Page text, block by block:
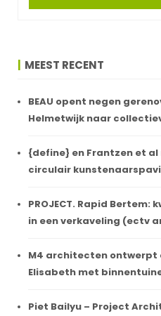
MEEST RECENT
BEAU opent negen
Helmetwijk naar
{define} en Frantzen et al
circulair
PROJECT. Rapid
in een verkaveling (ectv
M4 architecten ontwerpt
Elisabeth met
Piet Bailyu – Project